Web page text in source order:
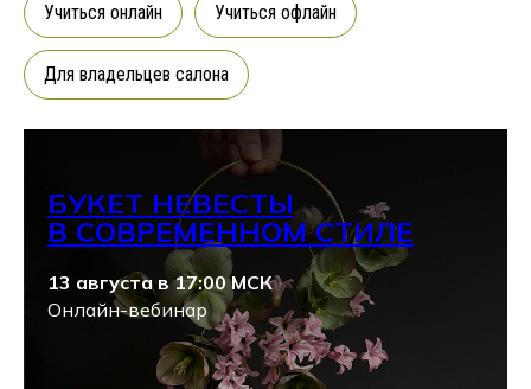
Учиться онлайн Учиться офлайн
Для владельцев салона
БУКЕТ НЕВЕСТЫ
В СОВРЕМЕННОМ СТИЛЕ
13 августа в 17:00 МСК
Онлайн-вебинар